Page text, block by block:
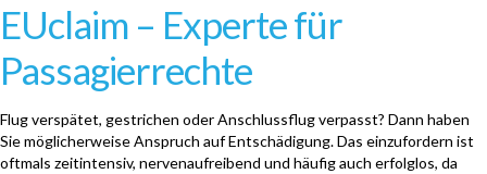
EUclaim – Experte für
Passagierrechte
Flug verspätet, gestrichen oder Anschlussflug verpasst? Dann haben
Sie möglicherweise Anspruch auf Entschädigung. Das einzufordern ist
oftmals zeitintensiv, nervenaufreibend und häufig auch erfolglos, da